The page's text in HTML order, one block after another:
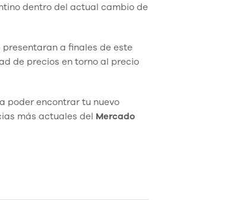
dentro del actual cambio de
presentaran a finales de este
de precios en torno al precio
poder encontrar tu nuevo
más actuales del Mercado